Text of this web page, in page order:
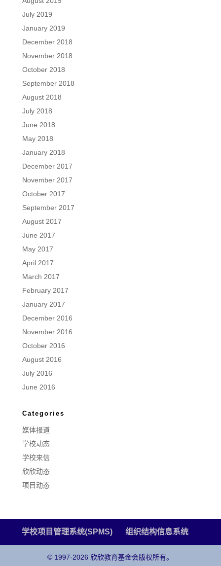
July 2019
January 2019
December 2018
November 2018
October 2018
September 2018
August 2018
July 2018
June 2018
May 2018
January 2018
December 2017
November 2017
October 2017
September 2017
August 2017
June 2017
May 2017
April 2017
March 2017
February 2017
January 2017
December 2016
November 2016
October 2016
August 2016
July 2016
June 2016
Categories
媒体报道
学校动态
学校来信
欣欣动态
项目动态
学校项目管理系统(SPMS) 组织结构信息系统
© 1997-2026 欣欣教育基金会版权所有。